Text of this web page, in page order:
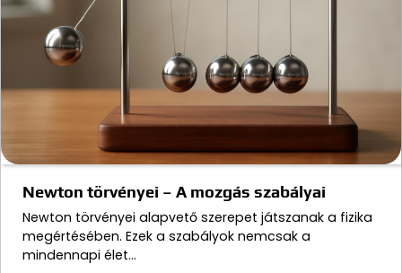
Newton törvényei – A mozgás szabályai
Newton törvényei alapvető szerepet játszanak a fizika
megértésében. Ezek a szabályok nemcsak a
mindennapi élet…